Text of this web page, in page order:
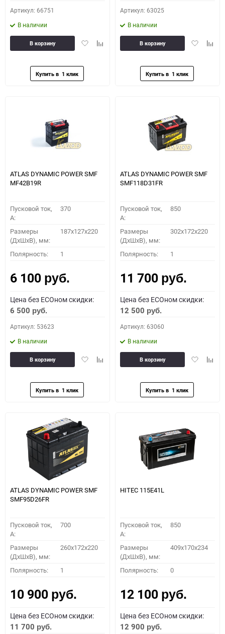
Артикул: 66751
В наличии
ДобавитьДобавить
В корзину
Артикул: 63025
В наличии
Добавить
В корзину
ATLAS DYNAMIC POWER SMF
MF42B19R
Пусковой ток,
A:
370
Размеры
(ДхШхВ), мм:
187x127x220
Полярность: 1
6 100 руб.
Цена без ECOном скидки:
6 500 руб.
Артикул: 53623
В наличии
ДобавитьДобавить
В корзину
ATLAS DYNAMIC POWER SMF
SMF118D31FR
Пусковой ток,
A:
850
Размеры
(ДхШхВ), мм:
302x172x220
Полярность: 1
11 700 руб.
Цена без ECOном скидки:
12 500 руб.
Артикул: 63060
В наличии
Добавить
В корзину
ATLAS DYNAMIC POWER SMF
SMF95D26FR
Пусковой ток,
A:
700
Размеры
(ДхШхВ), мм:
260x172x220
Полярность: 1
10 900 руб.
Цена без ECOном скидки:
11 700 руб.
HITEC 115E41L
Пусковой ток,
A:
850
Размеры
(ДхШхВ), мм:
409x170x234
Полярность: 0
12 100 руб.
Цена без ECOном скидки:
12 900 руб.